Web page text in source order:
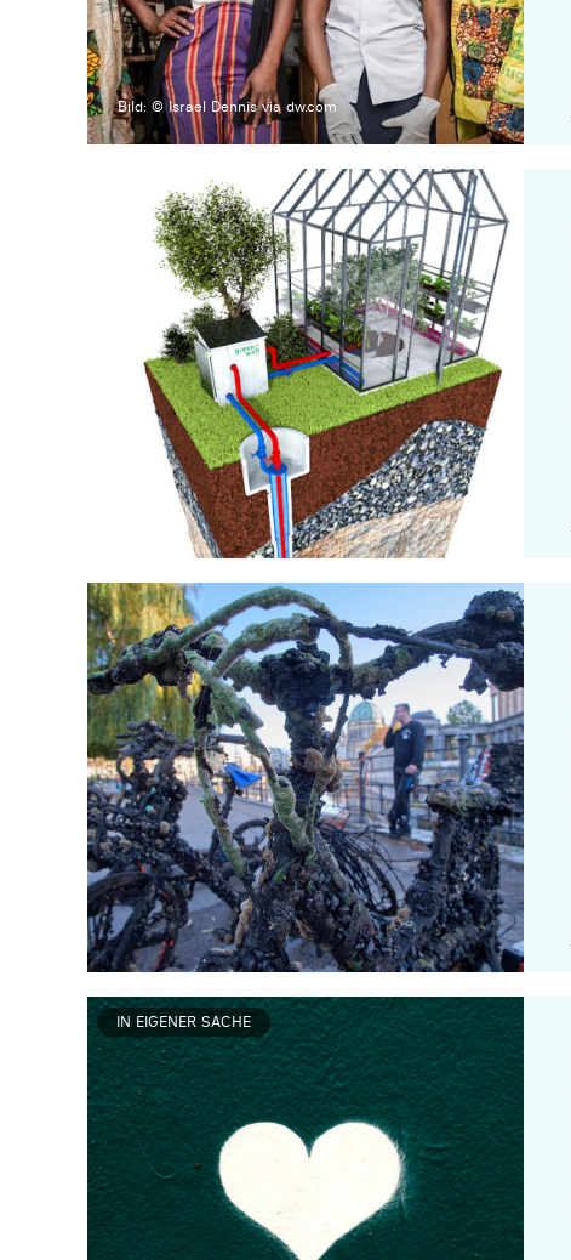
Bild: © Israel Dennis via dw.com
IN EIGENER SACHE